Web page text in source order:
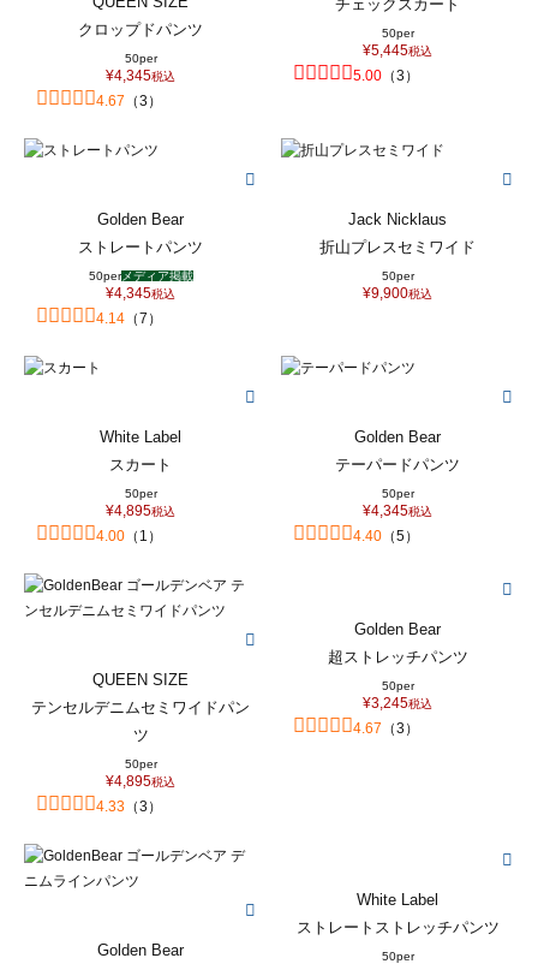
クロップドパンツ
50per
¥4,345税込
4.67 （3 ）
チェックスカート
50per
¥5,445税込
5.00 （3 ）
Golden Bear
ストレートパンツ
50perメディア掲載
¥4,345税込
4.14 （7 ）
Jack Nicklaus
折山プレスセミワイド
50per
¥9,900税込
White Label
スカート
50per
¥4,895税込
4.00 （ 1 ）
Golden Bear
テーパードパンツ
50per
¥4,345税込
4.40 （5）
QUEEN SIZE
テンセルデニムセミワイドパン
ツ
50per
¥4,895税込
4.33 （3 ）
Golden Bear
超ストレッチパンツ
50per
¥3,245税込
4.67 （3 ）
Golden Bear
White Label
ストレートストレッチパンツ
50per